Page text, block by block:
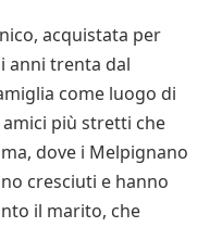
acquistata per
anni trenta dal
come luogo di
più stretti che
dove i Melpignano
cresciuti e hanno
il marito, che